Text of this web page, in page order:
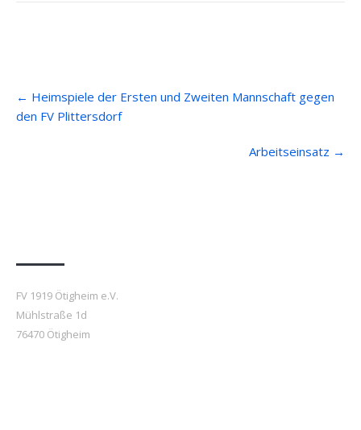
navigation
← Heimspiele der Ersten und Zweiten Mannschaft gegen
den FV Plittersdorf
Arbeitseinsatz →
FV 1919 Ötigheim e.V.
Mühlstraße 1d
76470 Ötigheim